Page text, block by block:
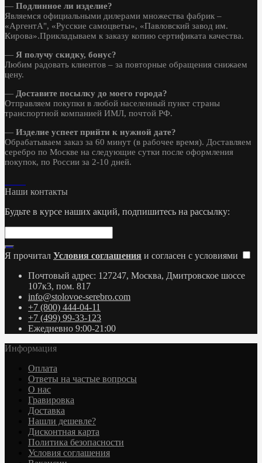
— Подлинное ли изделие?
Являемся официальными дилерами множества фабрик –
«АргентА", «Русские самоцветы», «Павловский завод им.
Кирова».Прикладываем к заказу копию сертификата качества.
— Я получу скидку, бонус?
Любим радовать клиентов – за повторные обращения снижаем
цену.
— Доставите посылку до моего города?
Отправляем покупки в любой населенный пункт страны
транспортной компанией ИМЛ, почтой РФ.
— Изделие успеет прийти к нужной дате?
Обрабатываем заказ за 60 минут (в рабочее время). Доставляем
серебро по Москве на следующие сутки после оформления
покупок, по России за 2-10 дней.
Наши контакты
Будьте в курсе наших акций, подпишитесь на рассылку:
Я прочитал Условия соглашения и согласен с условиями
Почтовый адрес: 127247, Москва, Дмитровское шоссе
107к3, пом. 817
info@stolovoe-serebro.com
+7 (800) 444-04-11
+7 (499) 99-33-123
Ежедневно 9:00-21:00
Информация
Оплата
Ответы на частые вопросы
О нас
Гравировка
Доставка
Нашли дешевле?
Дисконтная карта
Политика безопасности
Условия соглашения